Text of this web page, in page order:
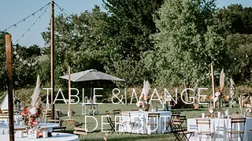
TABLE & MANGE
DEBOUT